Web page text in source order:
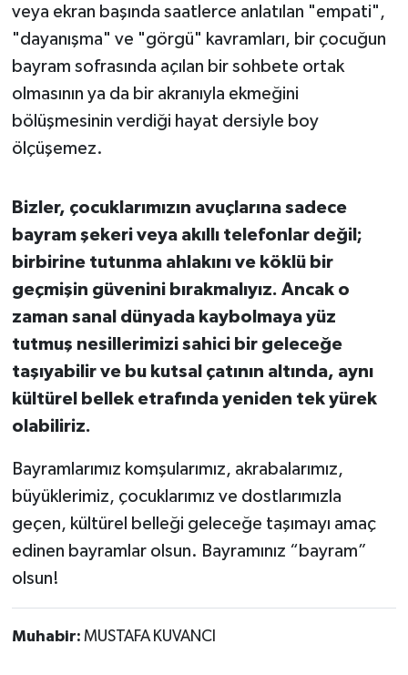
veya ekran başında saatlerce anlatılan "empati",
"dayanışma" ve "görgü" kavramları, bir çocuğun
bayram sofrasında açılan bir sohbete ortak
olmasının ya da bir akranıyla ekmeğini
bölüşmesinin verdiği hayat dersiyle boy
ölçüşemez.
Bizler, çocuklarımızın avuçlarına sadece
bayram şekeri veya akıllı telefonlar değil;
birbirine tutunma ahlakını ve köklü bir
geçmişin güvenini bırakmalıyız. Ancak o
zaman sanal dünyada kaybolmaya yüz
tutmuş nesillerimizi sahici bir geleceğe
taşıyabilir ve bu kutsal çatının altında, aynı
kültürel bellek etrafında yeniden tek yürek
olabiliriz.
Bayramlarımız komşularımız, akrabalarımız,
büyüklerimiz, çocuklarımız ve dostlarımızla
geçen, kültürel belleği geleceğe taşımayı amaç
edinen bayramlar olsun. Bayramınız “bayram”
olsun!
Muhabir: MUSTAFA KUVANCI